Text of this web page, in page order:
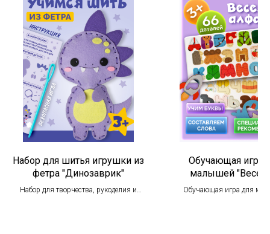
Набор для шитья игрушки из
фетра "Динозаврик"
Набор для творчества, рукоделия и
Обучающая игра
малышей
алфавит"
Обучающая игра для